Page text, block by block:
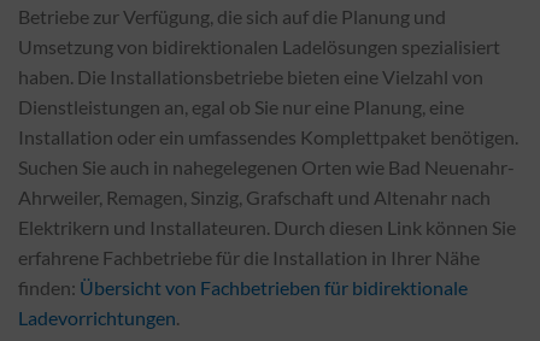
Betriebe zur Verfügung, die sich auf die Planung und
Umsetzung von bidirektionalen Ladelösungen spezialisiert
haben. Die Installationsbetriebe bieten eine Vielzahl von
Dienstleistungen an, egal ob Sie nur eine Planung, eine
Installation oder ein umfassendes Komplettpaket benötigen.
Suchen Sie auch in nahegelegenen Orten wie Bad Neuenahr-
Ahrweiler, Remagen, Sinzig, Grafschaft und Altenahr nach
Elektrikern und Installateuren. Durch diesen Link können Sie
erfahrene Fachbetriebe für die Installation in Ihrer Nähe
finden: Übersicht von Fachbetrieben für bidirektionale
Ladevorrichtungen.